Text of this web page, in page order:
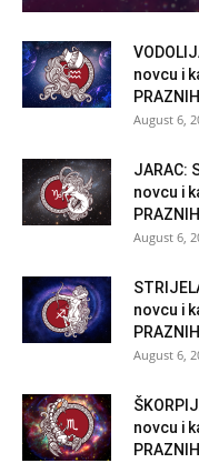
novcu i
August 6,
JARAC:
novcu i
August 6,
novcu i
August 6,
novcu i